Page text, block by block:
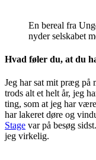
En bereal fra
nyder selskabet
Hvad føler du, at du
Jeg har sat mit præg på
trods alt et helt år, jeg
ting, som at jeg har
har lakeret døre og
Stage var på besøg
jeg virkelig.